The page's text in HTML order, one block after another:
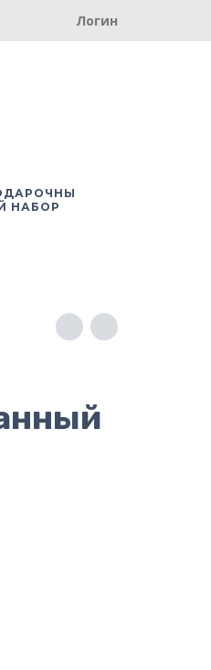
Логин
НАБОР